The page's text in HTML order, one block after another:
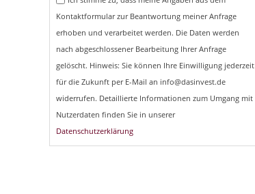
Kontaktformular zur Beantwortung meiner Anfrage
erhoben und verarbeitet werden. Die Daten werden
nach abgeschlossener Bearbeitung Ihrer Anfrage
gelöscht. Hinweis: Sie können Ihre Einwilligung jederzeit
für die Zukunft per E-Mail an info@dasinvest.de
widerrufen. Detaillierte Informationen zum Umgang mit
Nutzerdaten finden Sie in unserer
Datenschutzerklärung